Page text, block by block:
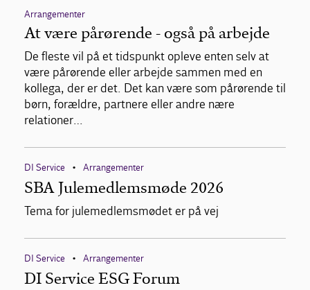
Arrangementer
At være pårørende - også på arbejde
De fleste vil på et tidspunkt opleve enten selv at
være pårørende eller arbejde sammen med en
kollega, der er det. Det kan være som pårørende til
børn, forældre, partnere eller andre nære
relationer…
DI Service • Arrangementer
SBA Julemedlemsmøde 2026
Tema for julemedlemsmødet er på vej
DI Service • Arrangementer
DI Service ESG Forum